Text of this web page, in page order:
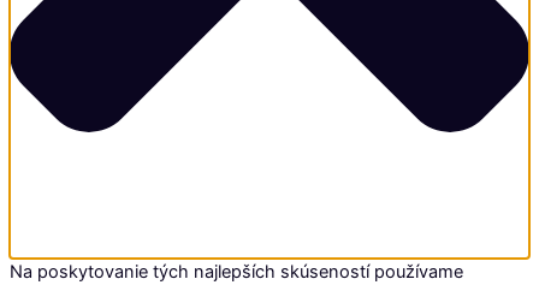
Na poskytovanie tých najlepších skúseností používame